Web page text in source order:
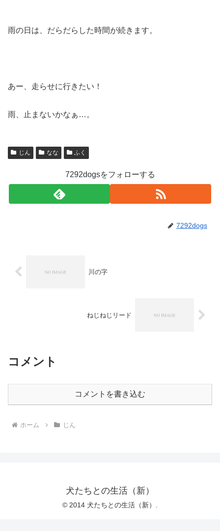
雨の日は、だらだらした時間が続きます。
あー、走らせに行きたい！
雨、止まないかなぁ…。
じん なな ふく
7292dogsをフォローする
7292dogs
川の字
ねじねじリード
コメント
コメントを書き込む
ホーム じん
犬たちとの生活（新）
© 2014 犬たちとの生活（新）.